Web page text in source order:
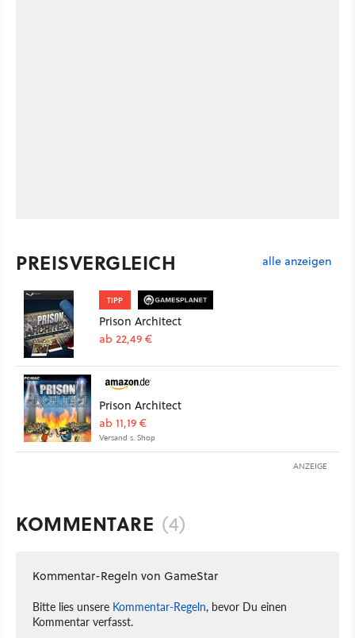
PREISVERGLEICH alle anzeigen
TIPP
Prison Architect
ab 22,49 €
Prison Architect
ab 11,19 €
Versand s. Shop
ANZEIGE
KOMMENTARE (4)
Kommentar-Regeln von GameStar
Bitte lies unsere Kommentar-Regeln, bevor Du einen
Kommentar verfasst.